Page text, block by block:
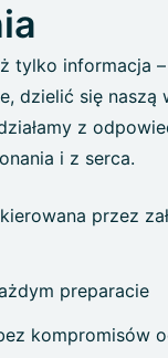
tylko informacja
dzielić się
z
i z serca.
przez
preparacie
kompromisów